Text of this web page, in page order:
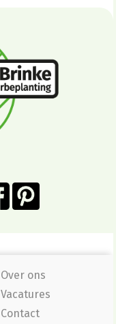
Over ons
Vacatures
Contact